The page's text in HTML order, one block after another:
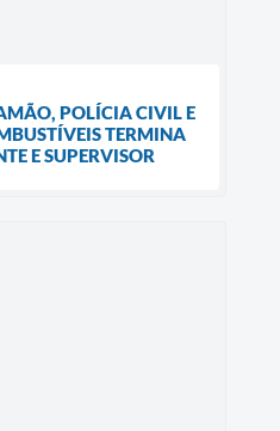
POLÍCIA CIVIL E
TERMINA
E SUPERVISOR